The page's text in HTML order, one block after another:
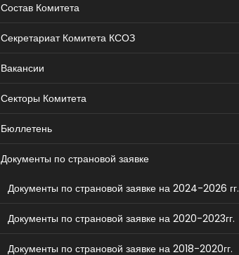
Состав Комитета
Секретариат Комитета КСОЗ
Вакансии
Секторы Комитета
Бюллетень
Документы по страновой заявке
Документы по страновой заявке на 2024-2026 гг.
Документы по страновой заявке на 2020-2023гг.
Документы по страновой заявке на 2018-2020гг.